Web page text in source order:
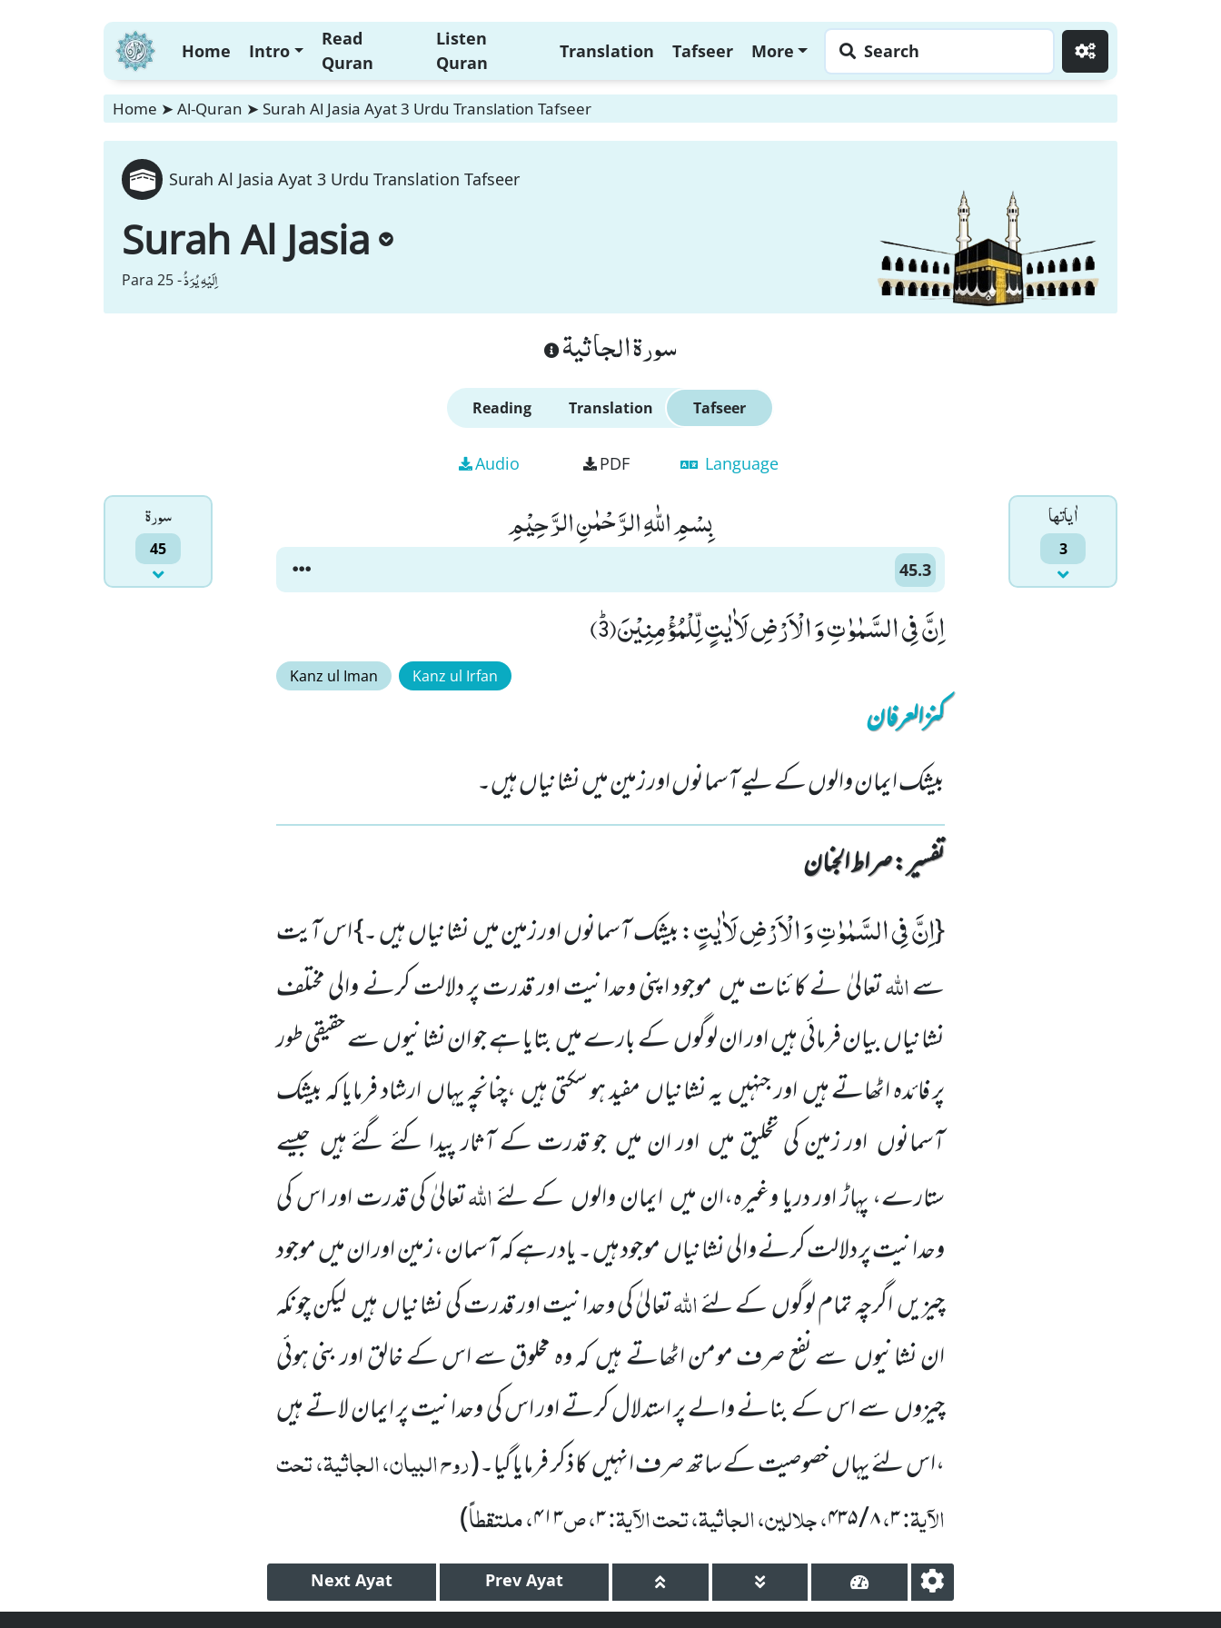
Home Intro
Read
Quran
Listen
Quran
Translation Tafseer More Search
Home ➤ Al-Quran ➤ Surah Al Jasia Ayat 3 Urdu Translation Tafseer
Surah Al Jasia Ayat 3 Urdu Translation Tafseer
Surah Al Jasia
Para 25 -اِلَیْهِ یُرَدُّ
سورة الجاثية
Reading Translation Tafseer
Audio PDF Language
سورۃ
45
اٰياتها
3
بِسْمِ اللّٰهِ الرَّحْمٰنِ الرَّحِیْمِ
45.3
اِنَّ فِی السَّمٰوٰتِ وَ الْاَرْضِ لَاٰیٰتٍ لِّلْمُؤْمِنِیْنَﭤ(3)
Kanz ul Iman Kanz ul Irfan
کنزالعرفان
بیشک ایمان والوں کے لیے آسمانوں اور زمین میں نشانیاں ہیں۔
تفسیر : ‎صراط الجنان
{اِنَّ فِی السَّمٰوٰتِ وَ الْاَرْضِ لَاٰیٰتٍ: بیشک آسمانوں اور زمین میں نشانیاں ہیں ۔} اس آیت
سےاللہتعالیٰ نے کائنات میں موجود اپنی وحدانیت اور قدرت پر دلالت کرنے والی مختلف
نشانیاں بیان فرمائی ہیں اور ان لوگوں کے بارے میں بتایا ہے جو ان نشانیوں سے حقیقی طور
پر فائدہ اٹھاتے ہیں اور جنہیں یہ نشانیاں مفید ہو سکتی ہیں ،چنانچہ یہاں ارشاد فرمایا کہ بیشک
آسمانوں اور زمین کی تخلیق میں اور ان میں جو قدرت کے آثار پیدا کئے گئے ہیں جیسے
ستارے، پہاڑ اور دریا وغیرہ،ان میں ایمان والوں کے لئےاللہتعالیٰ کی قدرت اور اس کی
وحدانیت پر دلالت کرنے والی نشانیاں موجود ہیں ۔ یاد رہے کہ آسمان ، زمین اور ان میں موجود
چیزیں اگرچہ تمام لوگوں کے لئےاللہتعالیٰ کی وحدانیت اور قدرت کی نشانیاں ہیں لیکن چونکہ
ان نشانیوں سے نفع صرف مومن اٹھاتے ہیں کہ وہ مخلوق سے اس کے خالق اور بنی ہوئی
چیزوں سے اس کے بنانے والے پر استدلال کرتے اور اس کی وحدانیت پر ایمان لاتے ہیں
،اس لئے یہاں خصوصیت کے ساتھ صرف انہیں کا ذکر فرمایا گیا۔(روح البیان، الجاثیۃ، تحت
الآیۃ:۳،۸ / ۴۳۵ ، جلالین، الجاثیۃ، تحت الآیۃ:۳، ص۴۱۳، ملتقطاً)
Next Ayat Prev Ayat